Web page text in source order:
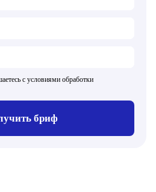
с условиями обработки
бриф